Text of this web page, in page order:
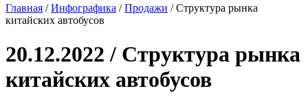
Главная /Инфографика /Продажи /Структура рынка
китайских автобусов
20.12.2022 / Структура рынка
китайских автобусов